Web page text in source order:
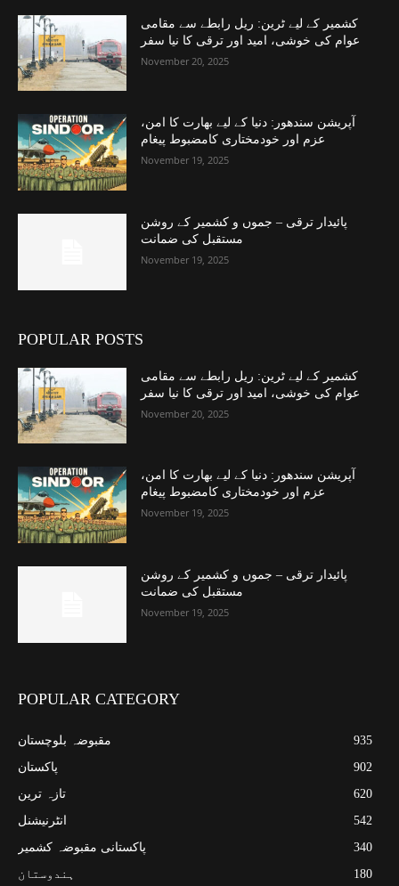
کشمیر کے لیے ٹرین: ریل رابطے سے مقامی
عوام کی خوشی، امید اور ترقی کا نیا سفر
November 20, 2025
آپریشن سندھور: دنیا کے لیے بھارت کا امن،
عزم اور خودمختاری کامضبوط پیغام
November 19, 2025
پائیدار ترقی – جموں و کشمیر کے روشن
مستقبل کی ضمانت
November 19, 2025
POPULAR POSTS
کشمیر کے لیے ٹرین: ریل رابطے سے مقامی
عوام کی خوشی، امید اور ترقی کا نیا سفر
November 20, 2025
آپریشن سندھور: دنیا کے لیے بھارت کا امن،
عزم اور خودمختاری کامضبوط پیغام
November 19, 2025
پائیدار ترقی – جموں و کشمیر کے روشن
مستقبل کی ضمانت
November 19, 2025
POPULAR CATEGORY
مقبوضہ بلوچستان
935
پاکستان
902
تازہ ترین
620
انٹرنیشنل
542
پاکستانی مقبوضہ کشمیر
340
ہندوستان
180